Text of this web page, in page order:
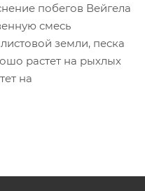
побегов Вейгела
смесь
земли, песка
растет на рыхлых
на